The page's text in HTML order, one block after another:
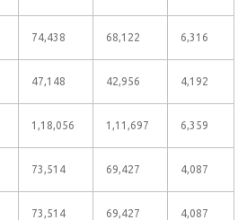
74,438 68,122 6,316
47,148 42,956 4,192
1,18,056 1,11,697 6,359
73,514 69,427 4,087
73,514 69,427 4,087